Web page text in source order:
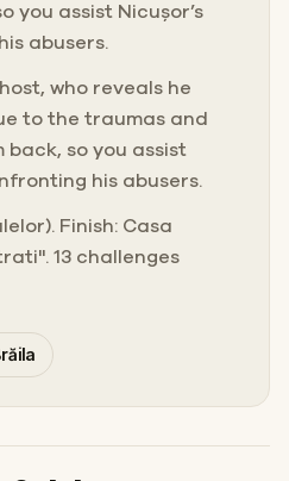
you assist Nicușor’s
abusers.
who reveals he
to the traumas and
back, so you assist
his abusers.
Finish: Casa
13 challenges